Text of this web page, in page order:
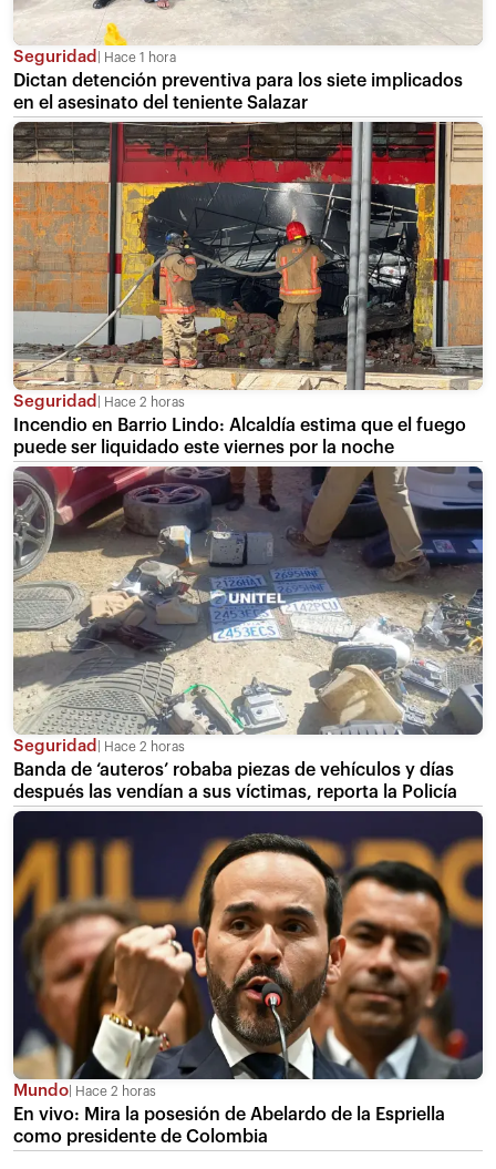
Seguridad Hace 1 hora
Dictan detención preventiva para los siete implicados
en el asesinato del teniente Salazar
Seguridad Hace 2 horas
Incendio en Barrio Lindo: Alcaldía estima que el fuego
puede ser liquidado este viernes por la noche
Seguridad Hace 2 horas
Banda de ‘auteros’ robaba piezas de vehículos y días
después las vendían a sus víctimas, reporta la Policía
Mundo Hace 2 horas
En vivo: Mira la posesión de Abelardo de la Espriella
como presidente de Colombia